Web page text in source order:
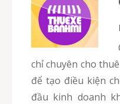
chỉ chuyên cho
để tạo điều kiện
đầu kinh doanh